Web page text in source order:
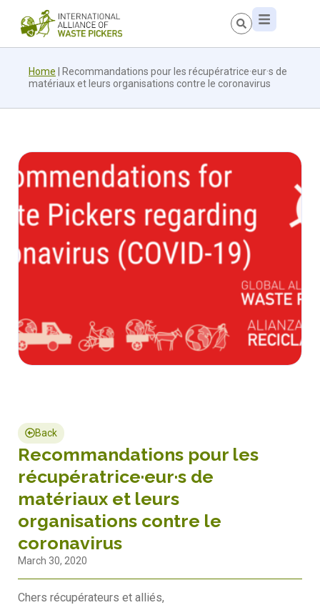
Home
Recommandations pour les récupératrice·eur·s de
matériaux et leurs organisations contre le coronavirus
Back
Recommandations pour les
récupératrice·eur·s de
matériaux et leurs
organisations contre le
coronavirus
March 30, 2020
Chers récupérateurs et alliés,